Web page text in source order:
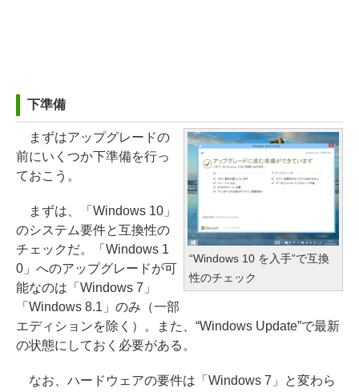
下準備
“Windows 10 を入手”で互換
性のチェック
まずはアップグレードの
前にいくつか下準備を行っ
ておこう。
まずは、「Windows 10」
のシステム要件と互換性の
チェックだ。「Windows 1
0」へのアップグレードが可
能なのは「Windows 7」
「Windows 8.1」のみ（一部
エディションを除く）。また、“Windows Update”で最新
の状態にしておく必要がある。
なお、ハードウェアの要件は「Windows 7」と変わら